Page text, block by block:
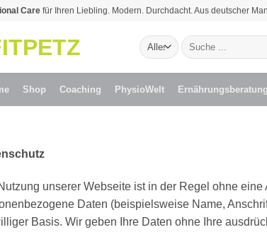
Care für Ihren Liebling. Modern. Durchdacht. Aus deutscher
Suchen
nach:
Shop Coaching PhysioWelt Ernährungsberatung
unserer Webseite ist in der Regel ohne
Daten (beispielsweise Name,
Basis. Wir geben Ihre Daten ohne Ihre